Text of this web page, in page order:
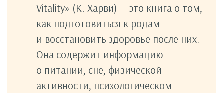
Vitality» (К. Харви) — это книга о том,
как подготовиться к родам
и восстановить здоровье после них.
Она содержит информацию
о питании, сне, физической
активности, психологическом